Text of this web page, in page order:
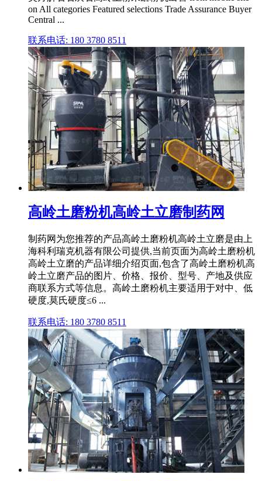
on All categories Featured selections Trade Assurance Buyer
Central ...
联系电话: 180 3780 8511
高岭土磨粉机高岭土立磨制药网
制药网为您推荐的产品高岭土磨粉机高岭土立磨是由上
海科利瑞克机器有限公司提供,当前页面为高岭土磨粉机
高岭土立磨的产品详细介绍页面,包含了高岭土磨粉机高
岭土立磨产品的图片、价格、报价、型号、产地及供应
商联系方式等信息。高岭土磨粉机主要适用于对中、低
硬度,莫氏硬度≤6 ...
联系电话: 180 3780 8511